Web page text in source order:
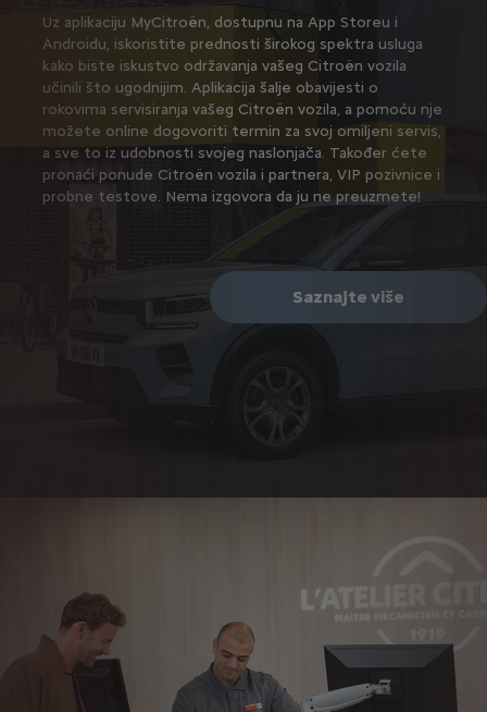
Uz aplikaciju MyCitroën, dostupnu na App Storeu i
Androidu, iskoristite prednosti širokog spektra usluga
kako biste iskustvo održavanja vašeg Citroën vozila
učinili što ugodnijim. Aplikacija šalje obavijesti o
rokovima servisiranja vašeg Citroën vozila, a pomoću nje
možete online dogovoriti termin za svoj omiljeni servis,
a sve to iz udobnosti svojeg naslonjača. Također ćete
pronaći ponude Citroën vozila i partnera, VIP pozivnice i
probne testove. Nema izgovora da ju ne preuzmete!
Saznajte više